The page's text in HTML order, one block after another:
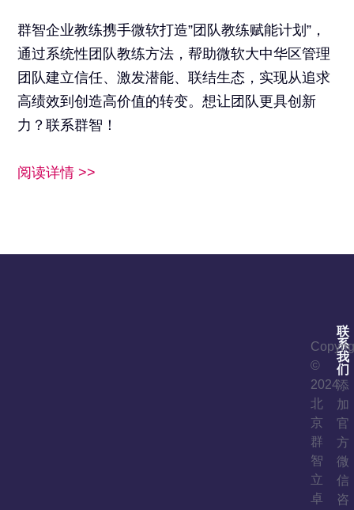
群智企业教练携手微软打造”团队教练赋能计划”，
通过系统性团队教练方法，帮助微软大中华区管理
团队建立信任、激发潜能、联结生态，实现从追求
高绩效到创造高价值的转变。想让团队更具创新
力？联系群智！
阅读详情 >>
联
系
我
们
添
加
官
方
微
信
咨
©
2024
北
京
群
智
立
卓